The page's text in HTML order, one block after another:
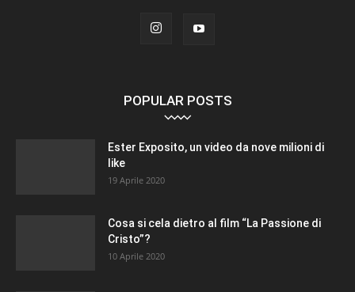
POPULAR POSTS
Ester Exposito, un video da nove milioni di
like
19 Aprile 2020
Cosa si cela dietro al film “La Passione di
Cristo”?
10 Aprile 2020